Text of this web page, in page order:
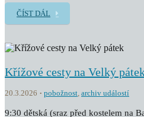
ČÍST DÁL
Křížové cesty na Velký
20.3.2026 pobožnost, archiv událostí
9:30 dětská (sraz před kostelem na